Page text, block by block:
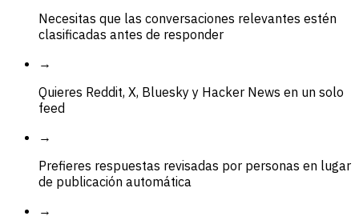
Necesitas que las conversaciones relevantes estén
clasificadas antes de responder
→
Quieres Reddit, X, Bluesky y Hacker News en un solo
feed
→
Prefieres respuestas revisadas por personas en lugar
de publicación automática
→